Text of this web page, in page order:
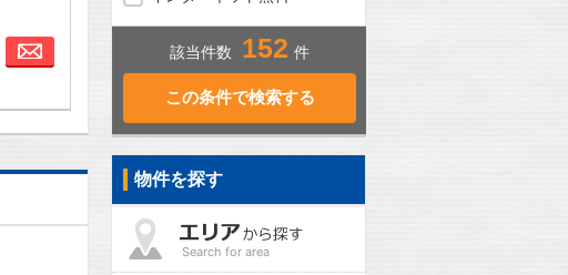
お問合わせ 該当件数 152 件
物件を探す
Search for area